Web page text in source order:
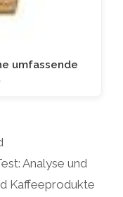
umfassende
Analyse und
Kaffeeprodukte